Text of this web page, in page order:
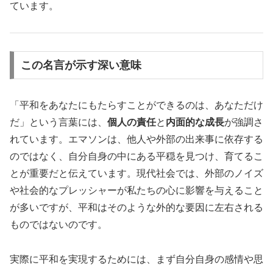
ています。
この名言が示す深い意味
「平和をあなたにもたらすことができるのは、あなただけ
だ」という言葉には、 個人の責任と 内面的な成長が強調さ
れています。エマソンは、他人や外部の出来事に依存する
のではなく、自分自身の中にある平穏を見つけ、育てるこ
とが重要だと伝えています。現代社会では、外部のノイズ
や社会的なプレッシャーが私たちの心に影響を与えること
が多いですが、平和はそのような外的な要因に左右される
ものではないのです。
実際に平和を実現するためには、まず自分自身の感情や思